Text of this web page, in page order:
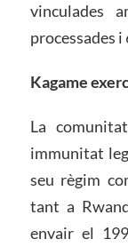
vinculades
processades i
Kagame
La
immunitat
seu règim
tant a
envair el